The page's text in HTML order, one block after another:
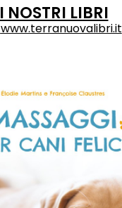
I NOSTRI LIBRI
www.terranuovalibri.it